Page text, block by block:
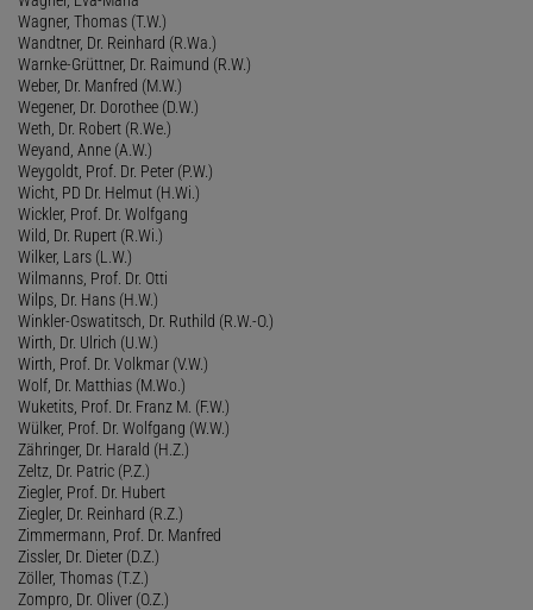
Wagner, Thomas (T.W.)
Wandtner, Dr. Reinhard (R.Wa.)
Warnke-Grüttner, Dr. Raimund (R.W.)
Weber, Dr. Manfred (M.W.)
Wegener, Dr. Dorothee (D.W.)
Weth, Dr. Robert (R.We.)
Weyand, Anne (A.W.)
Weygoldt, Prof. Dr. Peter (P.W.)
Wicht, PD Dr. Helmut (H.Wi.)
Wickler, Prof. Dr. Wolfgang
Wild, Dr. Rupert (R.Wi.)
Wilker, Lars (L.W.)
Wilmanns, Prof. Dr. Otti
Wilps, Dr. Hans (H.W.)
Winkler-Oswatitsch, Dr. Ruthild (R.W.-O.)
Wirth, Dr. Ulrich (U.W.)
Wirth, Prof. Dr. Volkmar (V.W.)
Wolf, Dr. Matthias (M.Wo.)
Wuketits, Prof. Dr. Franz M. (F.W.)
Wülker, Prof. Dr. Wolfgang (W.W.)
Zähringer, Dr. Harald (H.Z.)
Zeltz, Dr. Patric (P.Z.)
Ziegler, Prof. Dr. Hubert
Ziegler, Dr. Reinhard (R.Z.)
Zimmermann, Prof. Dr. Manfred
Zissler, Dr. Dieter (D.Z.)
Zöller, Thomas (T.Z.)
Zompro, Dr. Oliver (O.Z.)